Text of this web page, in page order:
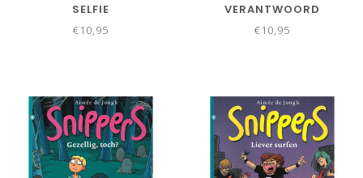
SELFIE
€10,95
VERANTWOORD
€10,95